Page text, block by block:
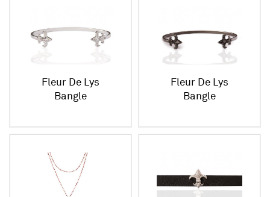
Fleur De Lys
Bangle
Fleur De Lys
Bangle